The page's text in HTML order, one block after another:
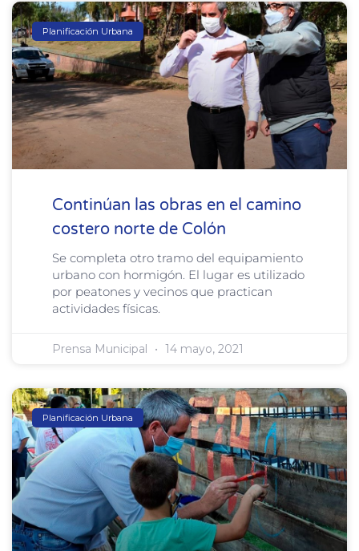
Planificación Urbana
Continúan las obras en el camino
costero norte de Colón
Se completa otro tramo del equipamiento
urbano con hormigón. El lugar es utilizado
por peatones y vecinos que practican
actividades físicas.
Prensa Municipal 14 mayo, 2021
Planificación Urbana